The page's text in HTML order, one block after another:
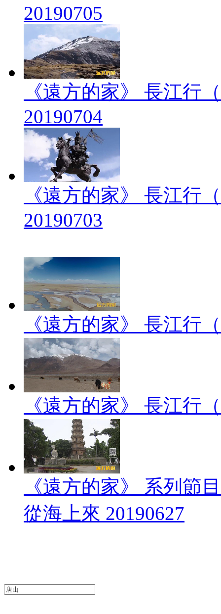
20190705
《遠方的家》 長江行
20190704
《遠方的家》 長江行
20190703
《遠方的家》 長江行
《遠方的家》 長江行
《遠方的家》 系列
從海上來 20190627